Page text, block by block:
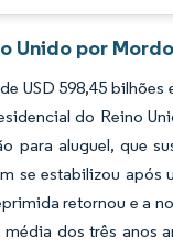
Unido por
598,45 bilhões
do Reino
aluguel, que
estabilizou após
retornou e a
dos três anos